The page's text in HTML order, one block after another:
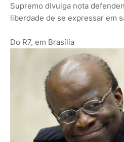
Supremo divulga nota
liberdade de se expressar em
Do R7, em Brasília